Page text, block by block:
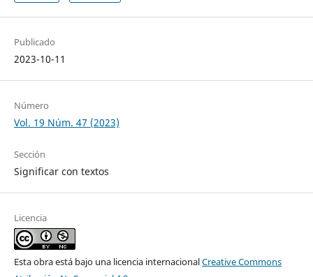
Publicado
2023-10-11
Número
Vol. 19 Núm. 47 (2023)
Sección
Significar con textos
Licencia
Esta obra está bajo una licencia internacionalCreative Commons